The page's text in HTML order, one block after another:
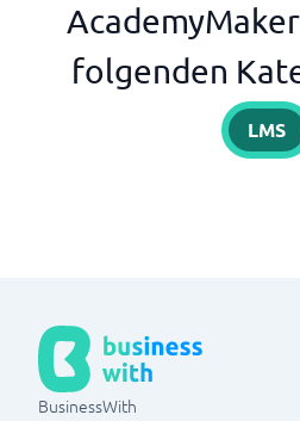
folgenden
LMS
BusinessWith